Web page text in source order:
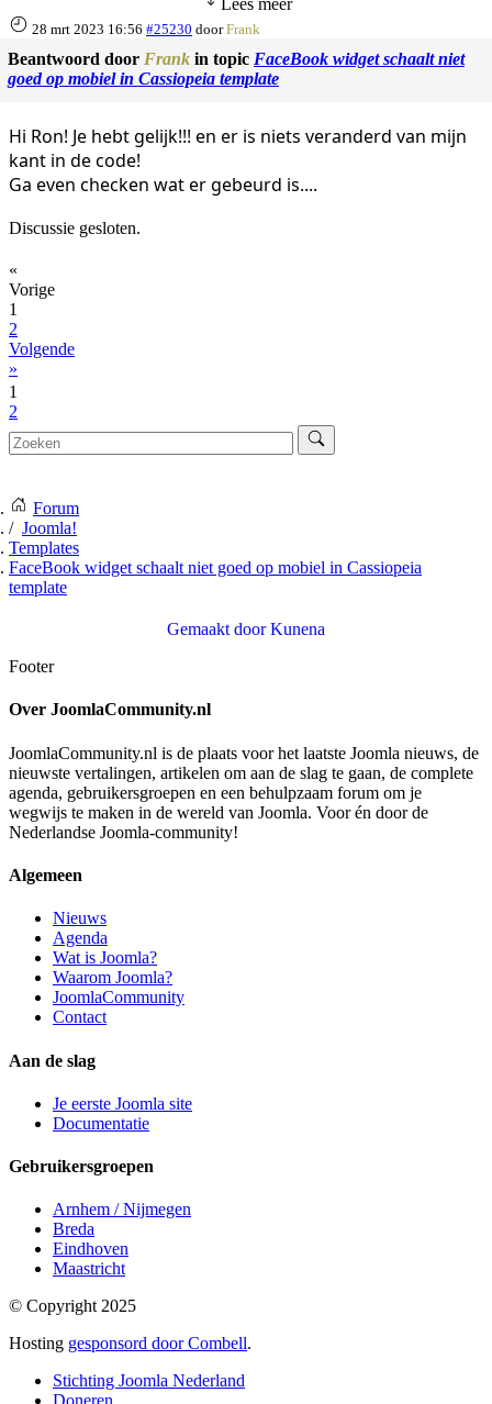
Lees meer
28 mrt 2023 16:56 #25230 doorFrank
Beantwoord door Frank in topic FaceBook widget schaalt niet
goed op mobiel in Cassiopeia template
Hi Ron! Je hebt gelijk!!! en er is niets veranderd van mijn
kant in de code!
Ga even checken wat er gebeurd is....
Discussie gesloten.
«
Vorige
1
2
Volgende
»
1
2
Forum
Joomla!
Templates
FaceBook widget schaalt niet goed op mobiel in Cassiopeia
template
Gemaakt doorKunena
Footer
Over JoomlaCommunity.nl
JoomlaCommunity.nl is de plaats voor het laatste Joomla nieuws, de
nieuwste vertalingen, artikelen om aan de slag te gaan, de complete
agenda, gebruikersgroepen en een behulpzaam forum om je
wegwijs te maken in de wereld van Joomla. Voor én door de
Nederlandse Joomla-community!
Algemeen
Nieuws
Agenda
Wat is Joomla?
Waarom Joomla?
JoomlaCommunity
Contact
Aan de slag
Je eerste Joomla site
Documentatie
Gebruikersgroepen
Arnhem / Nijmegen
Breda
Eindhoven
Maastricht
© Copyright 2025
Hosting gesponsord door Combell.
Stichting Joomla Nederland